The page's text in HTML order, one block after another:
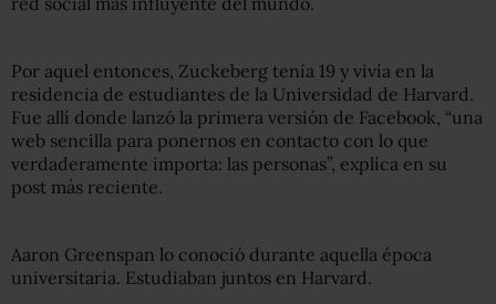
Por aquel entonces, Zuckeberg tenía 19 y vivía en la
residencia de estudiantes de la Universidad de Harvard.
Fue allí donde lanzó la primera versión de Facebook, “una
web sencilla para ponernos en contacto con lo que
verdaderamente importa: las personas”, explica en su
post más reciente.
Aaron Greenspan lo conoció durante aquella época
universitaria. Estudiaban juntos en Harvard.